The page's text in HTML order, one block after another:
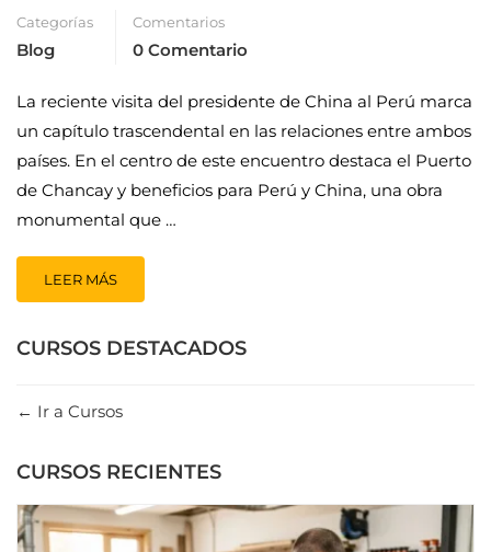
Categorías
Blog
Comentarios
0 Comentario
La reciente visita del presidente de China al Perú marca
un capítulo trascendental en las relaciones entre ambos
países. En el centro de este encuentro destaca el Puerto
de Chancay y beneficios para Perú y China, una obra
monumental que …
LEER MÁS
CURSOS DESTACADOS
Ir a Cursos
CURSOS RECIENTES